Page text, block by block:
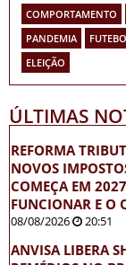
COMPORTAMENTO
PANDEMIA
ELEIÇÃO
ÚLTIMAS
REFORMA
NOVOS
COMEÇA EM
FUNCIONAR E O
08/08/2026 20:51
ANVISA LIBERA